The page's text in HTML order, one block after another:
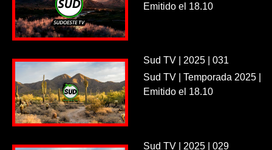
Emitido el 18.10
Sud TV | 2025 | 031
Sud TV | Temporada 2025 |
Emitido el 18.10
Sud TV | 2025 | 029